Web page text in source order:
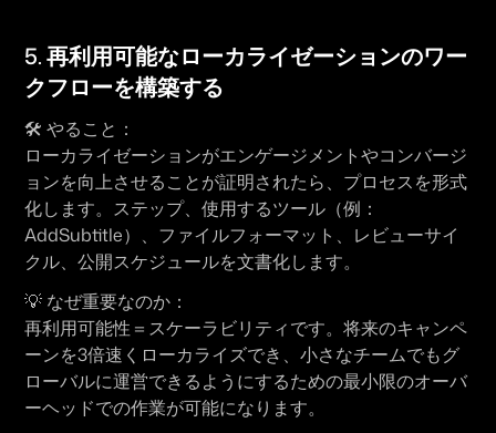
5. 再利用可能なローカライゼーションのワー
クフローを構築する
🛠 やること：
ローカライゼーションがエンゲージメントやコンバージ
ョンを向上させることが証明されたら、プロセスを形式
化します。ステップ、使用するツール（例：
AddSubtitle）、ファイルフォーマット、レビューサイ
クル、公開スケジュールを文書化します。
💡 なぜ重要なのか：
再利用可能性＝スケーラビリティです。将来のキャンペ
ーンを3倍速くローカライズでき、小さなチームでもグ
ローバルに運営できるようにするための最小限のオーバ
ーヘッドでの作業が可能になります。